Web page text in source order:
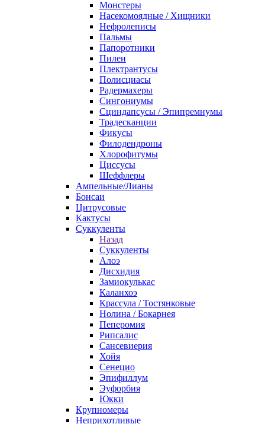
Монстеры
Насекомоядные / Хищники
Нефролеписы
Пальмы
Папоротники
Пилеи
Плектрантусы
Полисциасы
Радермахеры
Сингониумы
Сциндапсусы / Эпипремнумы
Традесканции
Фикусы
Филодендроны
Хлорофитумы
Циссусы
Шеффлеры
Ампельные/Лианы
Бонсаи
Цитрусовые
Кактусы
Суккуленты
Назад
Суккуленты
Алоэ
Дисхидия
Замиокулькас
Каланхоэ
Крассула / Тостянковые
Нолина / Бокарнея
Пеперомия
Рипсалис
Сансевиерия
Хойя
Сенецио
Эпифиллум
Эуфорбия
Юкки
Крупномеры
Неприхотливые